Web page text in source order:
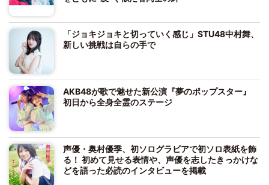
「ジョキジョキと切っていく感じ」STU48中村舞、
新しい挑戦は自らの手で
AKB48が歌で魅せた新公演『夢のポップスター』
初日から全身全霊のステージ
声優・奥村優季、初ソログラビアで初ソロ表紙を飾
る！ 初めて見せる表情や、声優を志したきっかけな
どを語った必読のインタビューを掲載